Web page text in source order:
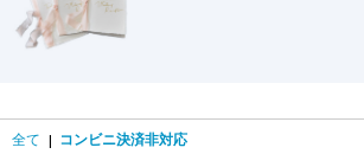
全て コンビニ決済非対応